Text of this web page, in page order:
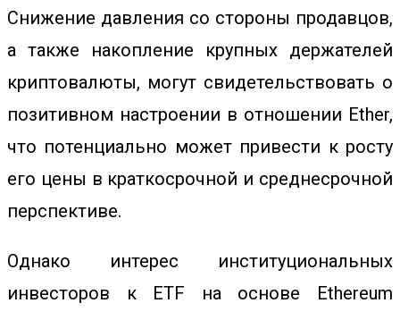
Снижение давления со стороны продавцов,
а также накопление крупных держателей
криптовалюты, могут свидетельствовать о
позитивном настроении в отношении Ether,
что потенциально может привести к росту
его цены в краткосрочной и среднесрочной
перспективе.
Однако интерес институциональных
инвесторов к ETF на основе Ethereum